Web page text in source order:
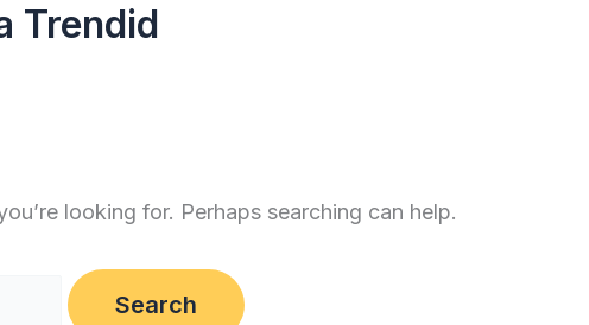
Trendid
looking for. Perhaps searching can help.